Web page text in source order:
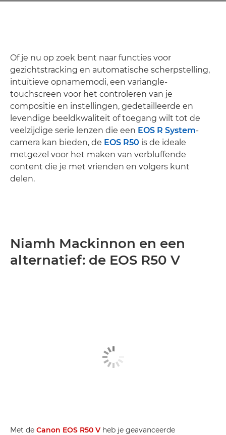
Of je nu op zoek bent naar functies voor
gezichtstracking en automatische scherpstelling,
intuïtieve opnamemodi, een variangle-
touchscreen voor het controleren van je
compositie en instellingen, gedetailleerde en
levendige beeldkwaliteit of toegang wilt tot de
veelzijdige serie lenzen die een EOS R System-
camera kan bieden, de EOS R50 is de ideale
metgezel voor het maken van verbluffende
content die je met vrienden en volgers kunt
delen.
Niamh Mackinnon en een
alternatief: de EOS R50 V
Met de Canon EOS R50 V heb je geavanceerde